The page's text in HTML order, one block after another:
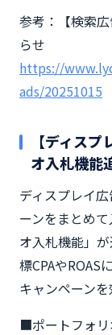
参考：【検索
らせ
https://
ads/20251015
【ディス
オ入札機能
ディスプレイ
ーンをまとめ
オ入札機能」
標CPAやROAS
キャンペーン
■ポートフォリ